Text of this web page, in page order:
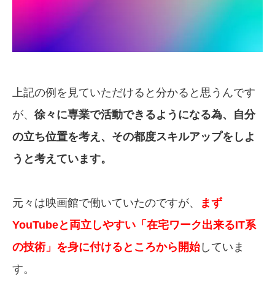
上記の例を見ていただけると分かると思うんです
が、 徐々に専業で活動できるようになる為、自分
の立ち位置を考え、その都度スキルアップをしよ
うと考えています。
元々は映画館で働いていたのですが、
まず
YouTubeと両立しやすい「在宅ワーク出来るIT系
の技術」を身に付けるところから開始していま
す。